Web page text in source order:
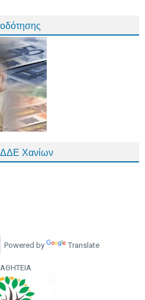
ΔΔΕ Χανίων
Powered by Translate